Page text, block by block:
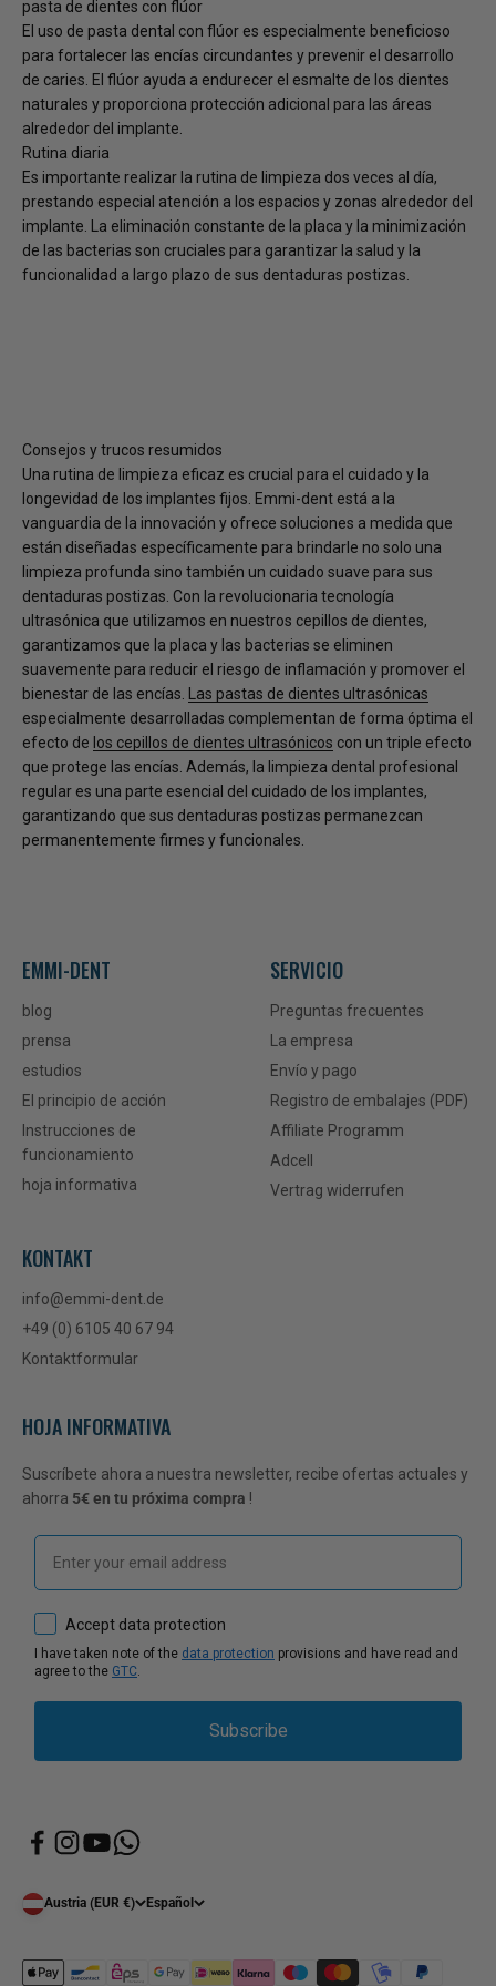
pasta de dientes con flúor
El uso de pasta dental con flúor es especialmente beneficioso
para fortalecer las encías circundantes y prevenir el desarrollo
de caries. El flúor ayuda a endurecer el esmalte de los dientes
naturales y proporciona protección adicional para las áreas
alrededor del implante.
Rutina diaria
Es importante realizar la rutina de limpieza dos veces al día,
prestando especial atención a los espacios y zonas alrededor del
implante. La eliminación constante de la placa y la minimización
de las bacterias son cruciales para garantizar la salud y la
funcionalidad a largo plazo de sus dentaduras postizas.
Consejos y trucos resumidos
Una rutina de limpieza eficaz es crucial para el cuidado y la
longevidad de los implantes fijos. Emmi-dent está a la
vanguardia de la innovación y ofrece soluciones a medida que
están diseñadas específicamente para brindarle no solo una
limpieza profunda sino también un cuidado suave para sus
dentaduras postizas. Con la revolucionaria tecnología
ultrasónica que utilizamos en nuestros cepillos de dientes,
garantizamos que la placa y las bacterias se eliminen
suavemente para reducir el riesgo de inflamación y promover el
bienestar de las encías. Las pastas de dientes ultrasónicas
especialmente desarrolladas complementan de forma óptima el
efecto de los cepillos de dientes ultrasónicos con un triple efecto
que protege las encías. Además, la limpieza dental profesional
regular es una parte esencial del cuidado de los implantes,
garantizando que sus dentaduras postizas permanezcan
permanentemente firmes y funcionales.
EMMI-DENT
blog
prensa
estudios
El principio de acción
Instrucciones de
funcionamiento
hoja informativa
SERVICIO
Preguntas frecuentes
La empresa
Envío y pago
Registro de embalajes (PDF)
Affiliate Programm
Adcell
Vertrag widerrufen
KONTAKT
info@emmi-dent.de
+49 (0) 6105 40 67 94
Kontaktformular
HOJA INFORMATIVA
Suscríbete ahora a nuestra newsletter, recibe ofertas actuales y
ahorra 5€ en tu próxima compra !
Email
How would you like to hear from us?
Accept data protection
I have taken note of the data protection provisions and have read and
agree to the GTC
Subscribe
Austria (EUR €) Español